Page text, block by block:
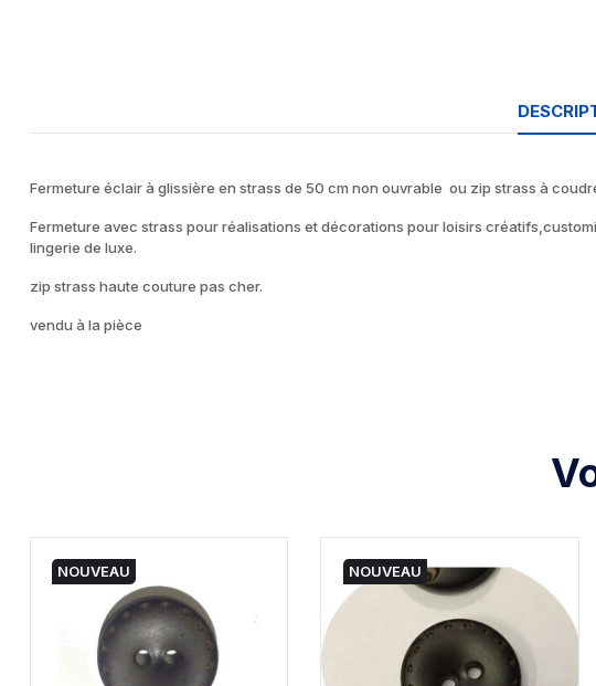
Fermeture éclair à glissière en strass de 50 cm non ouvrable ou zip strass à
Fermeture avec strass pour réalisations et décorations pour loisirs
lingerie de luxe.
zip strass haute couture pas cher.
vendu à la pièce
NOUVEAU NOUVEAU